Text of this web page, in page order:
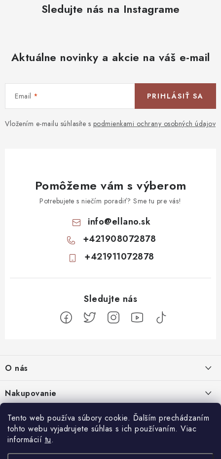
Tento web používa súbory cookie. Ďalším prechádzaním
tohto webu vyjadrujete súhlas s ich používaním. Viac
informácií tu.
Sledujte nás na Instagrame
Aktuálne novinky a akcie na váš e-mail
Email
Vložením e-mailu súhlasíte s podmienkami ochrany osobných údajov
PRIHLÁSIŤ SA
Pomôžeme vám s výberom
Potrebujete s niečím poradiť? Sme tu pre vás!
info@ellano.sk
+421908072878
+421911072878
p
ä
t
O nás
Profil firmy
Produktové stránky
Najčastejšie otázky
Nakupovanie
Odstúpiť od zmluvy
Obchodné podmienky
Blog
Nenápadný začiatok, totálny mindfuck na konci: 11 filmov, ktoré vás
Facebook